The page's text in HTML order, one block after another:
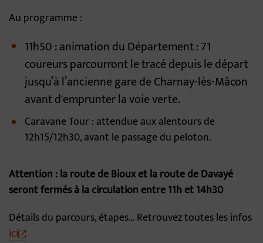
Au programme :
11h50 : animation du Département : 71
coureurs parcourront le tracé depuis le départ
jusqu’à l’ancienne gare de Charnay-lès-Mâcon
avant d'emprunter la voie verte.
Caravane Tour : attendue aux alentours de
12h15/12h30, avant le passage du peloton.
Attention : la route de Bioux et la route de Davayé
seront fermés à la circulation entre 11h et 14h30
Détails du parcours, étapes… Retrouvez toutes les infos
ici